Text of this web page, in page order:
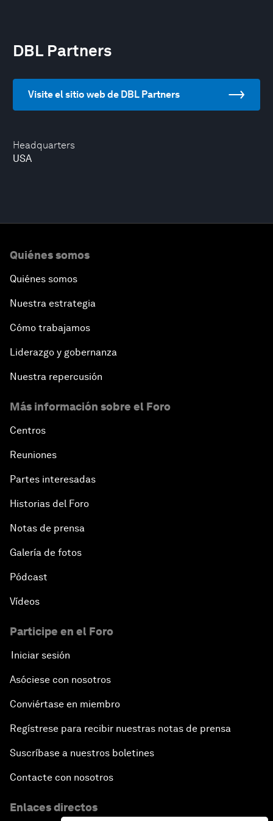
Headquarters
USA
DBL Partners
Visite el sitio web de DBL Partners
Quiénes somos
Quiénes somos
Nuestra estrategia
Cómo trabajamos
Liderazgo y gobernanza
Nuestra repercusión
Más información sobre el Foro
Centros
Reuniones
Partes interesadas
Historias del Foro
Notas de prensa
Galería de fotos
Pódcast
Vídeos
Participe en el Foro
Iniciar sesión
Asóciese con nosotros
Conviértase en miembro
Regístrese para recibir nuestras notas de prensa
Suscríbase a nuestros boletines
Contacte con nosotros
Enlaces directos